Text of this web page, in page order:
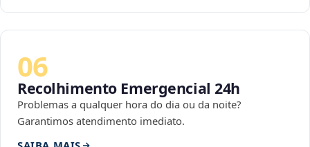
06
Recolhimento Emergencial 24h
Problemas a qualquer hora do dia ou da noite?
Garantimos atendimento imediato.